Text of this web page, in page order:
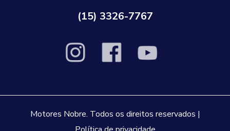
(15) 3326-7767
Motores Nobre. Todos os direitos reservados |